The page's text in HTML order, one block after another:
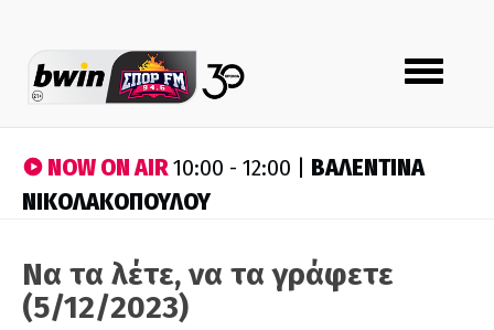
Toggle
navigation
NOW ON AIR10:00 - 12:00 | ΒΑΛΕΝΤΙΝΑ
ΝΙΚΟΛΑΚΟΠΟΥΛΟΥ
Να τα λέτε, να τα γράφετε
(5/12/2023)